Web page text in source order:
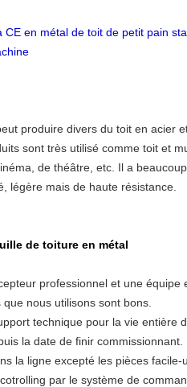
en métal de toit de petit pain
produire divers du toit en acier
sont très utilisé comme toit et
de théâtre, etc. Il a
légère mais de haute résistance.
de toiture en métal
professionnel et une équipe
nous utilisons sont bons.
technique pour la vie entière
la date de finir
la ligne excepté les pièces facile-
par le système de